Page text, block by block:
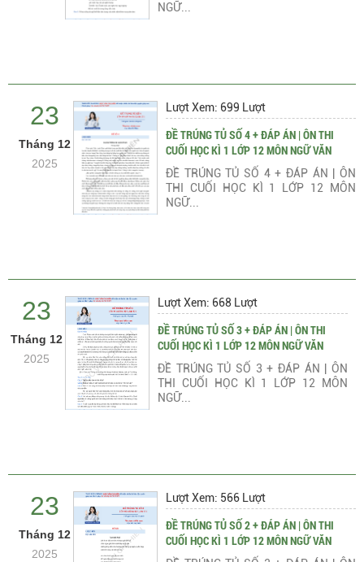
NGỮ...
23
Tháng 12
2025
Lượt Xem: 699 Lượt
ĐỀ TRÚNG TỦ SỐ 4 + ĐÁP ÁN | ÔN THI
CUỐI HỌC KÌ 1 LỚP 12 MÔN NGỮ VĂN
ĐỀ TRÚNG TỦ SỐ 4 + ĐÁP ÁN | ÔN
THI CUỐI HỌC KÌ 1 LỚP 12 MÔN
NGỮ...
23
Tháng 12
2025
Lượt Xem: 668 Lượt
ĐỀ TRÚNG TỦ SỐ 3 + ĐÁP ÁN | ÔN THI
CUỐI HỌC KÌ 1 LỚP 12 MÔN NGỮ VĂN
ĐỀ TRÚNG TỦ SỐ 3 + ĐÁP ÁN | ÔN
THI CUỐI HỌC KÌ 1 LỚP 12 MÔN
NGỮ...
23
Tháng 12
2025
Lượt Xem: 566 Lượt
ĐỀ TRÚNG TỦ SỐ 2 + ĐÁP ÁN | ÔN THI
CUỐI HỌC KÌ 1 LỚP 12 MÔN NGỮ VĂN